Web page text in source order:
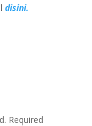
disini.
Required